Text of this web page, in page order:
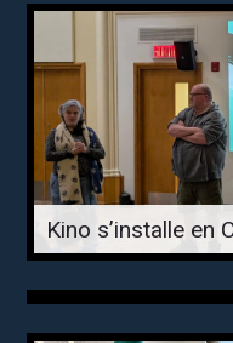
Kino s’installe en